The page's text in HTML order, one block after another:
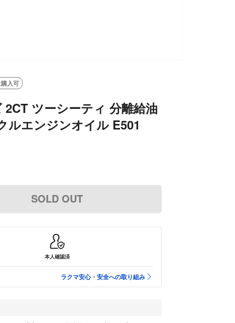
入可
2CT ツーシーティ 分離給油
ルエンジンオイル E501
SOLD OUT
本人確認済
ラクマ安心・安全への取り組み